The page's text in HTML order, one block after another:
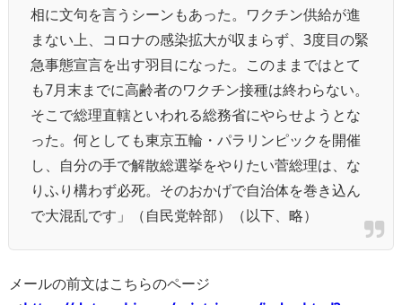
相に文句を言うシーンもあった。ワクチン供給が進
まない上、コロナの感染拡大が収まらず、3度目の緊
急事態宣言を出す羽目になった。このままではとて
も7月末までに高齢者のワクチン接種は終わらない。
そこで総理直轄といわれる総務省にやらせようとな
った。何としても東京五輪・パラリンピックを開催
し、自分の手で解散総選挙をやりたい菅総理は、な
りふり構わず必死。そのおかげで自治体を巻き込ん
で大混乱です」（自民党幹部）（以下、略）
メールの前文はこちらのページ